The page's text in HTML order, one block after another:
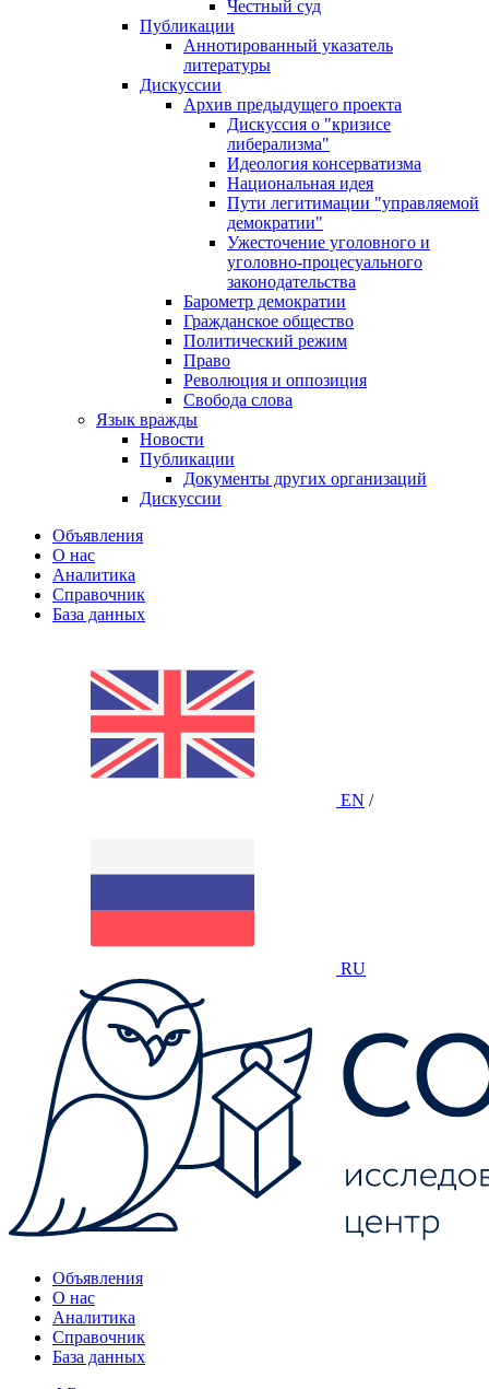
Честный суд
Публикации
Аннотированный указатель
литературы
Дискуссии
Архив предыдущего проекта
Дискуссия о "кризисе
либерализма"
Идеология консерватизма
Национальная идея
Пути легитимации "управляемой
демократии"
Ужесточение уголовного и
уголовно-процесуального
законодательства
Барометр демократии
Гражданское общество
Политический режим
Право
Революция и оппозиция
Свобода слова
Язык вражды
Новости
Публикации
Документы других организаций
Дискуссии
Объявления
О нас
Аналитика
Справочник
База данных
EN /
RU
Объявления
О нас
Аналитика
Справочник
База данных